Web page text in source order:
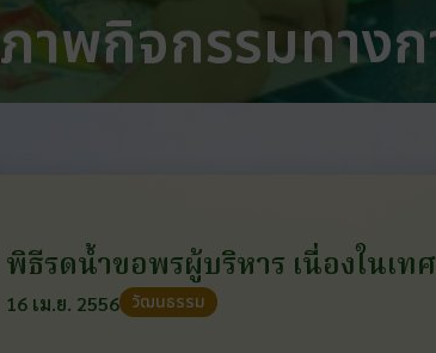
ภาพกิจกรรมทาง
พิธีรดน้ำขอพรผู้บริหาร เนื่องในเท
16 เม.ย. 2556 วัฒนธรรม